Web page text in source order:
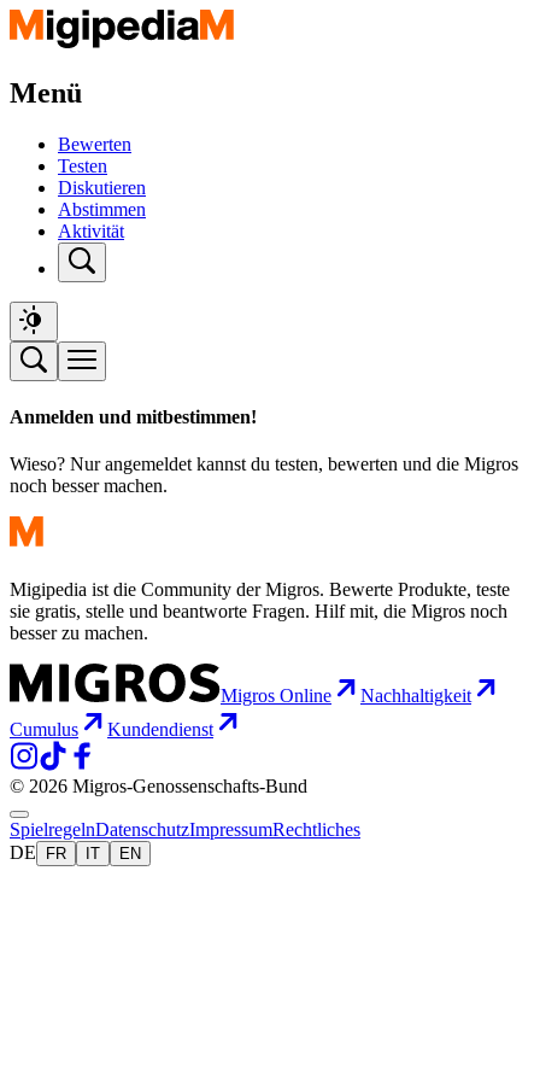
Menü
Bewerten
Testen
Diskutieren
Abstimmen
Aktivität
Anmelden und mitbestimmen!
Wieso? Nur angemeldet kannst du testen, bewerten und die Migros
noch besser machen.
Migipedia ist die Community der Migros. Bewerte Produkte, teste
sie gratis, stelle und beantworte Fragen. Hilf mit, die Migros noch
besser zu machen.
Migros Online
Nachhaltigkeit
Cumulus
Kundendienst
© 2026 Migros-Genossenschafts-Bund
SpielregelnDatenschutzImpressumRechtliches
DE
FR IT EN